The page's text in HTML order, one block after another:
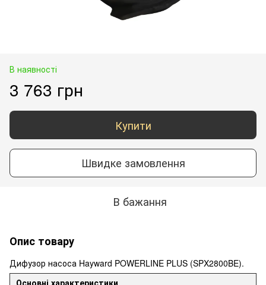
В наявності
3 763 грн
Купити
Швидке замовлення
В бажання
Опис товару
Дифузор насоса Hayward POWERLINE PLUS (SPX2800BE).
Основні характеристики